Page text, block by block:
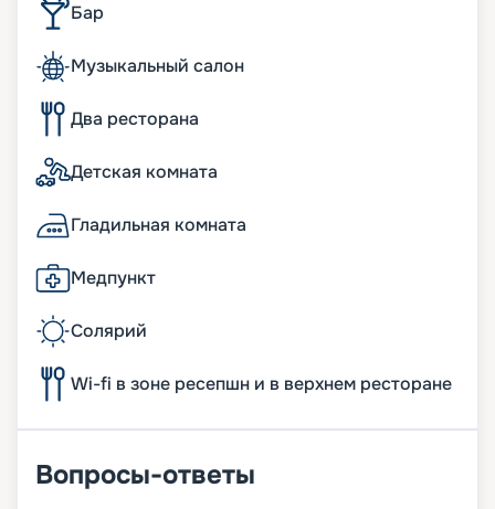
Бар
Музыкальный салон
Два ресторана
Детская комната
Гладильная комната
Медпункт
Солярий
Wi-fi в зоне ресепшн и в верхнем ресторане
Вопросы-ответы